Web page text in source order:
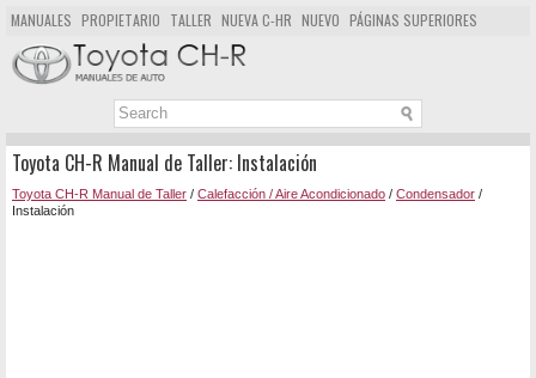
MANUALES PROPIETARIO TALLER NUEVA C-HR NUEVO PÁGINAS SUPERIORES
MAPA DEL SITIO
BUSCAR
Toyota CH-R Manual de Taller: Instalación
Toyota CH-R Manual de Taller / Calefacción / Aire Acondicionado / Condensador /
Instalación